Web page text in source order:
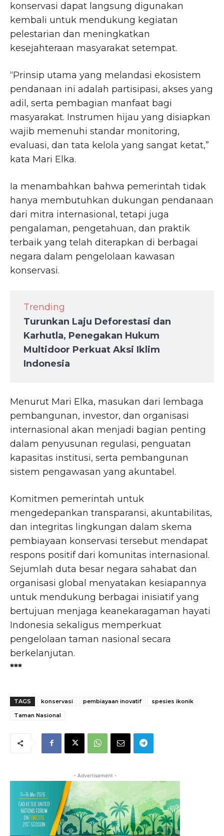
konservasi dapat langsung digunakan
kembali untuk mendukung kegiatan
pelestarian dan meningkatkan
kesejahteraan masyarakat setempat.
“Prinsip utama yang melandasi ekosistem
pendanaan ini adalah partisipasi, akses yang
adil, serta pembagian manfaat bagi
masyarakat. Instrumen hijau yang disiapkan
wajib memenuhi standar monitoring,
evaluasi, dan tata kelola yang sangat ketat,”
kata Mari Elka.
Ia menambahkan bahwa pemerintah tidak
hanya membutuhkan dukungan pendanaan
dari mitra internasional, tetapi juga
pengalaman, pengetahuan, dan praktik
terbaik yang telah diterapkan di berbagai
negara dalam pengelolaan kawasan
konservasi.
Trending
Turunkan Laju Deforestasi dan
Karhutla, Penegakan Hukum
Multidoor Perkuat Aksi Iklim
Indonesia
Menurut Mari Elka, masukan dari lembaga
pembangunan, investor, dan organisasi
internasional akan menjadi bagian penting
dalam penyusunan regulasi, penguatan
kapasitas institusi, serta pembangunan
sistem pengawasan yang akuntabel.
Komitmen pemerintah untuk
mengedepankan transparansi, akuntabilitas,
dan integritas lingkungan dalam skema
pembiayaan konservasi tersebut mendapat
respons positif dari komunitas internasional.
Sejumlah duta besar negara sahabat dan
organisasi global menyatakan kesiapannya
untuk mendukung berbagai inisiatif yang
bertujuan menjaga keanekaragaman hayati
Indonesia sekaligus memperkuat
pengelolaan taman nasional secara
berkelanjutan.
***
TAGS konservasi pembiayaan inovatif
spesies ikonik
Taman Nasional
- Advertisement -